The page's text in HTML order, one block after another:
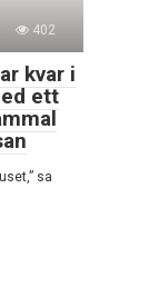
402
kvar i
ett
sa